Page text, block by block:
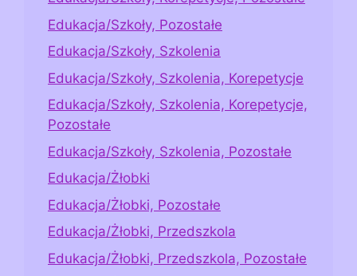
Edukacja/Szkoły, Pozostałe
Edukacja/Szkoły, Szkolenia
Edukacja/Szkoły, Szkolenia, Korepetycje
Edukacja/Szkoły, Szkolenia, Korepetycje,
Pozostałe
Edukacja/Szkoły, Szkolenia, Pozostałe
Edukacja/Żłobki
Edukacja/Żłobki, Pozostałe
Edukacja/Żłobki, Przedszkola
Edukacja/Żłobki, Przedszkola, Pozostałe